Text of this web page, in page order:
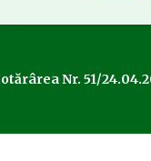
Nr. 51/